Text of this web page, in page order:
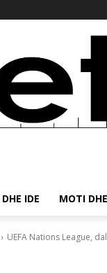
IDE MOTI
UEFA Nations League,